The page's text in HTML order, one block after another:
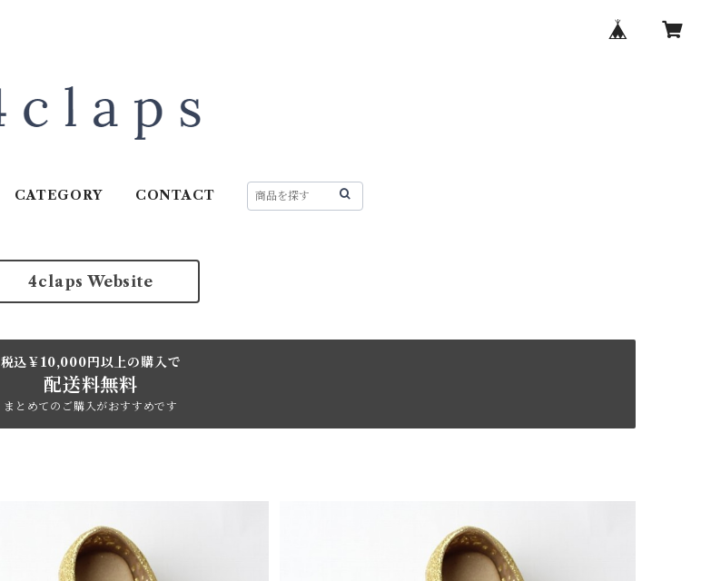
CATEGORY CONTACT
4claps Website
税込￥10,000円以上の購入で
配送料無料
まとめてのご購入がおすすめです